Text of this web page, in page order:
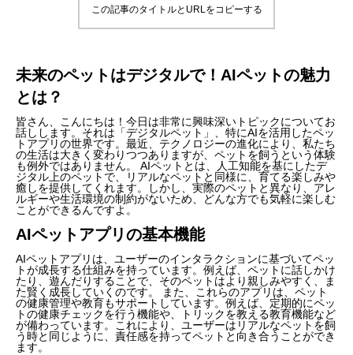
この記事のタイトルとURLをコピーする
未来のペットはデジタルで！AIペットの魅力
とは？
皆さん、こんにちは！今日は非常に興味深いトピックについてお
話しします。それは「デジタルペット」、特にAIを活用したペッ
トアプリの世界です。最近、テクノロジーの進化により、私たち
の生活は大きく変わりつつありますが、ペットを飼うという体験
も例外ではありません。 AIペットとは、人工知能を基にしたデ
ジタル上のペットで、リアルなペットと同様に、育てる楽しみや
癒しを提供してくれます。しかし、実際のペットと異なり、アレ
ルギーや生活環境の制約がないため、どんな方でも気軽に楽しむ
ことができるんですよ。
AIペットアプリの基本機能
AIペットアプリは、ユーザーのインタラクションに基づいてペッ
トが成長する仕組みを持っています。例えば、ペットに話しかけ
たり、遊んだりすることで、そのペットはより親しみやすく、ま
た賢く成長していくのです。 また、これらのアプリは、ペット
の健康管理や教育もサポートしています。例えば、定期的にペッ
トの健康チェックを行う機能や、トリックを教える教育機能など
が備わっています。これにより、ユーザーはリアルなペットを飼
う時と同じように、責任感を持ってペットと向き合うことができ
ます。